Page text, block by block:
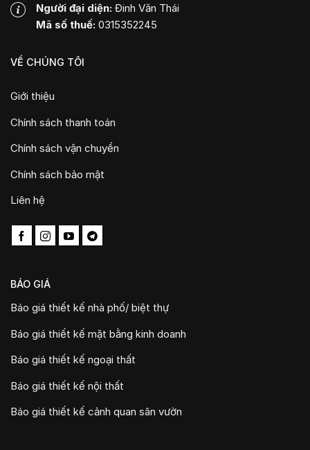
Người đại diện: Đinh Văn Thái
Mã số thuế: 0315352245
VỀ CHÚNG TÔI
Giới thiệu
Chính sách thanh toán
Chính sách vận chuyển
Chính sách bảo mật
Liên hệ
BÁO GIÁ
Báo giá thiết kế nhà phố/ biệt thự
Báo giá thiết kế mặt bằng kinh doanh
Báo giá thiết kế ngoại thất
Báo giá thiết kế nội thất
Báo giá thiết kế cảnh quan sân vườn